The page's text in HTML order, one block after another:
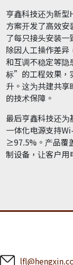
亨鑫科技还为新型
方案开发了高效
了每只接头安装
除因人工操作差
和互调不稳定等
标”的工程效果，
升。这为共建共
的技术保障。
最后亨鑫科技还
一体化电源支持
≥97.5%。产品覆
制设备，让客户用